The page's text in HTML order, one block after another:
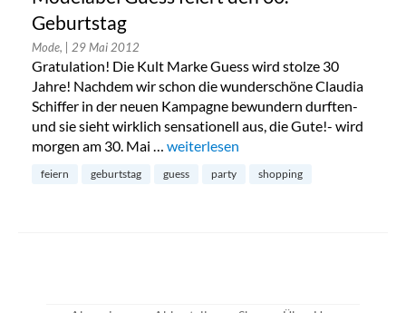
Geburtstag
Mode, | 29 Mai 2012
Gratulation! Die Kult Marke Guess wird stolze 30
Jahre! Nachdem wir schon die wunderschöne Claudia
Schiffer in der neuen Kampagne bewundern durften-
und sie sieht wirklich sensationell aus, die Gute!- wird
morgen am 30. Mai … „Modelabel Guess feiert den 30.
weiterlesen
feiern geburtstag guess party shopping